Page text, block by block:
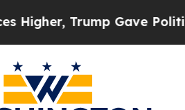
Gave Politically